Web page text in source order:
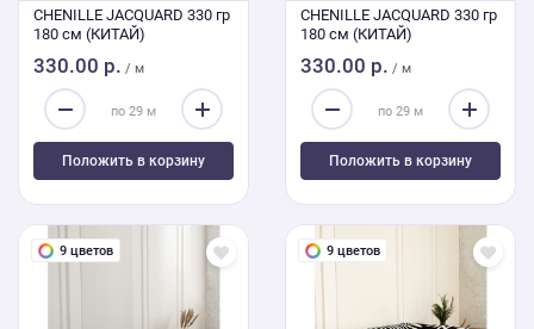
CHENILLE JACQUARD 330 гр
180 см (КИТАЙ)
330.00 р. / м
Положить в корзину
CHENILLE JACQUARD 330 гр
180 см (КИТАЙ)
330.00 р. / м
Положить в корзину
9 цветов 9 цветов